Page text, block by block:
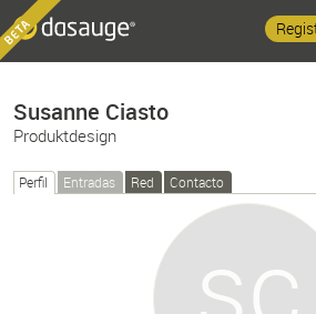
Susanne Ciasto
Produktdesign
Perfil Entradas Red Contacto